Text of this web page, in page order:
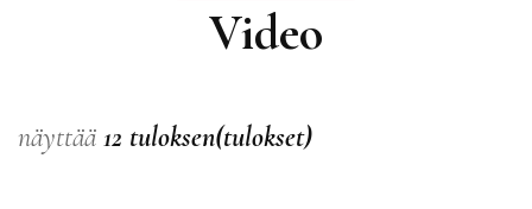
Video
näyttää 12 tuloksen(tulokset)